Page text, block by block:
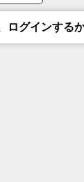
グインする